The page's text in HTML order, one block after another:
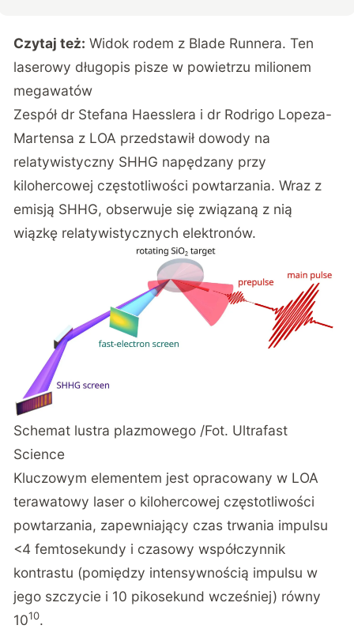
Czytaj też: Widok rodem z Blade Runnera. Ten
laserowy długopis pisze w powietrzu milionem
megawatów
Zespół dr Stefana Haesslera i dr Rodrigo Lopeza-
Martensa z LOA przedstawił dowody na
relatywistyczny SHHG napędzany przy
kilohercowej częstotliwości powtarzania. Wraz z
emisją SHHG, obserwuje się związaną z nią
wiązkę relatywistycznych elektronów.
Schemat lustra plazmowego /Fot. Ultrafast
Science
Kluczowym elementem jest opracowany w LOA
terawatowy laser o kilohercowej częstotliwości
powtarzania, zapewniający czas trwania impulsu
<4 femtosekundy i czasowy współczynnik
kontrastu (pomiędzy intensywnością impulsu w
jego szczycie i 10 pikosekund wcześniej) równy
1010.